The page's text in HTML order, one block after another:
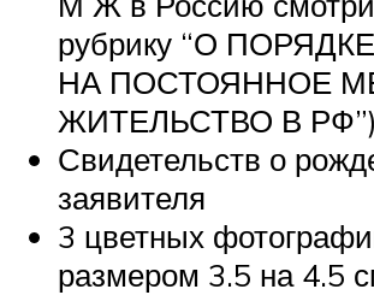
рубрику “О
НА ПОСТОЯННОЕ
ЖИТЕЛЬСТВО В РФ”)
Свидетельств о
заявителя
3 цветных
размером 3.5 на 4.5